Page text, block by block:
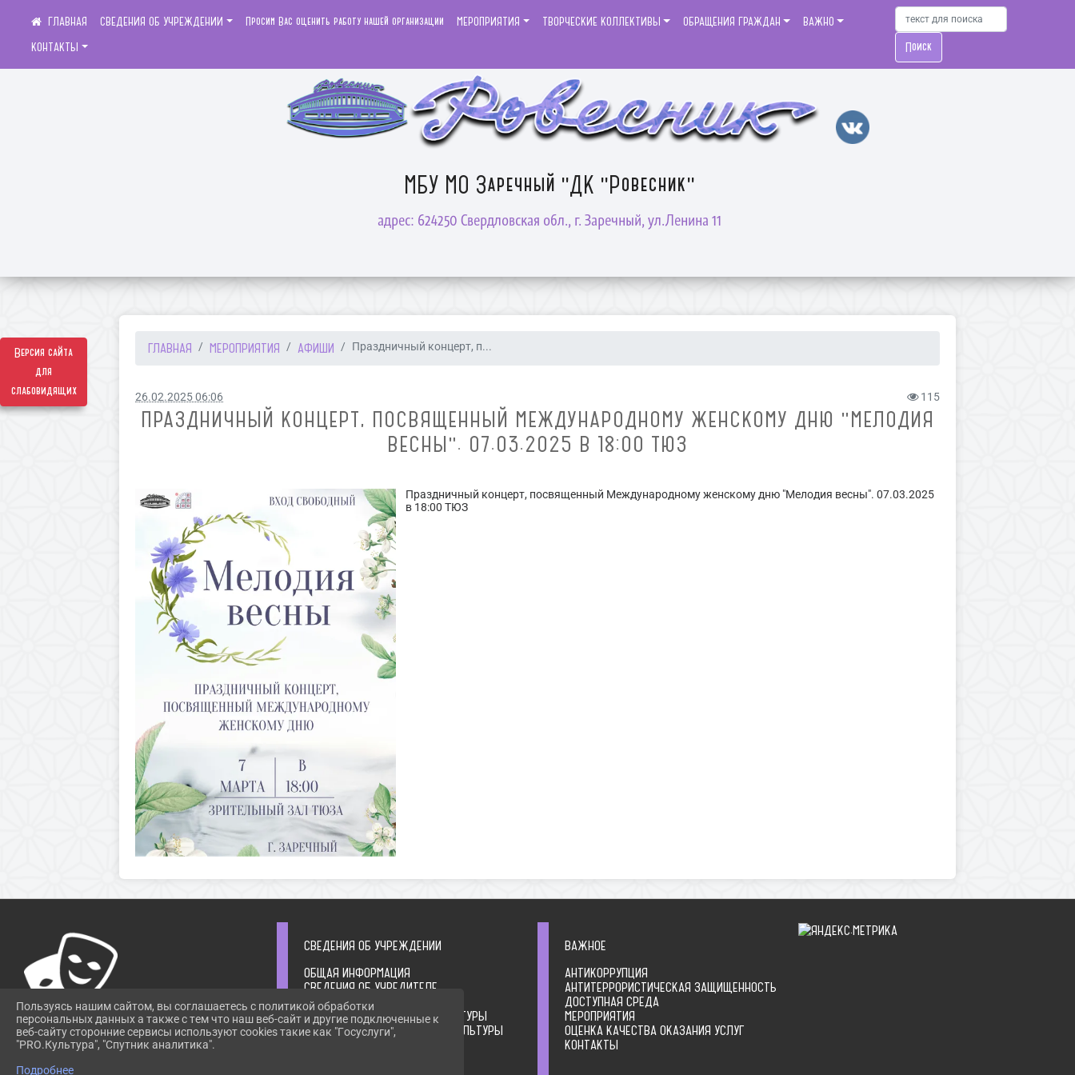
Версия сайта
для
слабовидящих
МБУ МО Заречный "ДК "Ровесник"
адрес: 624250 Свердловская обл., г. Заречный, ул.Ленина 11
СВЕДЕНИЯ ОБ УЧРЕЖДЕНИИ Просим Вас оценить работу нашей организации МЕРОПРИЯТИЯ ТВОРЧЕСКИЕ КОЛЛЕКТИВЫ ОБРАЩЕНИЯ ГРАЖДАН
ВАЖНО
КОНТАКТЫ
Поиск
ГЛАВНАЯ МЕРОПРИЯТИЯ АФИШИ Праздничный концерт, п...
26.02.2025 06:06 115
ПРАЗДНИЧНЫЙ КОНЦЕРТ, ПОСВЯЩЕННЫЙ МЕЖДУНАРОДНОМУ ЖЕНСКОМУ ДНЮ "МЕЛОДИЯ
ВЕСНЫ". 07.03.2025 В 18:00 ТЮЗ
Праздничный концерт, посвященный Международному женскому дню "Мелодия весны". 07.03.2025
в 18:00 ТЮЗ
ПРИ ИСПОЛЬЗОВАНИИ МАТЕРИАЛОВ САЙТА
ССЫЛКА
СВЕДЕНИЯ ОБ УЧРЕЖДЕНИИ
ОБЩАЯ ИНФОРМАЦИЯ
СВЕДЕНИЯ ОБ УЧРЕДИТЕЛЕ
УЧРЕДИТЕЛЬНЫЕ ДОКУМЕНТЫ
СТРУКТУРА ОРГАНИЗАЦИИ КУЛЬТУРЫ
РУКОВОДСТВО ОРГАНИЗАЦИИ КУЛЬТУРЫ
ВАЖНОЕ
АНТИКОРРУПЦИЯ
АНТИТЕРРОРИСТИЧЕСКАЯ ЗАЩИЩЕННОСТЬ
ДОСТУПНАЯ СРЕДА
МЕРОПРИЯТИЯ
ОЦЕНКА КАЧЕСТВА ОКАЗАНИЯ УСЛУГ
КОНТАКТЫ
Пользуясь нашим сайтом, вы соглашаетесь с политикой обработки
персональных данных а также с тем что наш веб-сайт и другие подключенные к
веб-сайту сторонние сервисы используют cookies такие как "Госуслуги",
"PRO.Культура", "Спутник аналитика".
Подробнее